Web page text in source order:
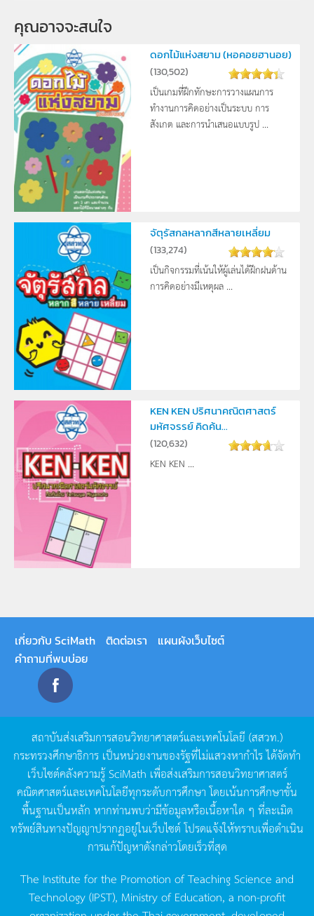
คุณอาจจะสนใจ
ดอกไม้แห่งสยาม (หอคอยฮานอย)
(130,502)
เป็นเกมที่ฝึกทักษะการวางแผนการ
ทำงานการคิดอย่างเป็นระบบ การ
สังเกต และการนำเสนอแบบรูป ...
จัตุรัสกลหลากสีหลายเหลี่ยม
(133,274)
เป็นกิจกรรมที่เน้นให้ผู้เล่นได้ฝึกฝนด้าน
การคิดอย่างมีเหตุผล ...
KEN KEN ปริศนาคณิตศาสตร์
มหัศจรรย์ คิดค้น...
(120,632)
KEN KEN ...
เกี่ยวกับ SciMath ติดต่อเรา
แผนผังเว็บไซต์
คำถามที่พบบ่อย
สถาบันส่งเสริมการสอนวิทยาศาสตร์และเทคโนโลยี (สสวท.)
กระทรวงศึกษาธิการ เป็นหน่วยงานของรัฐที่ไม่แสวงหากำไรได้จัดทำ
เว็บไซต์คลังความรู้SciMath เพื่อส่งเสริมการสอนวิทยาศาสตร์
คณิตศาสตร์และเทคโนโลยีทุกระดับการศึกษา โดยเน้นการศึกษาขั้น
พื้นฐานเป็นหลัก หากท่านพบว่ามีข้อมูลหรือเนื้อหาใด ๆ ที่ละเมิด
ทรัพย์สินทางปัญญาปรากฏอยู่ในเว็บไซต์โปรดแจ้งให้ทราบเพื่อดำเนิน
การแก้ปัญหาดังกล่าวโดยเร็วที่สุด
The Institute for the Promotion of Teaching Science and
Technology (IPST), Ministry of Education, a non-profit